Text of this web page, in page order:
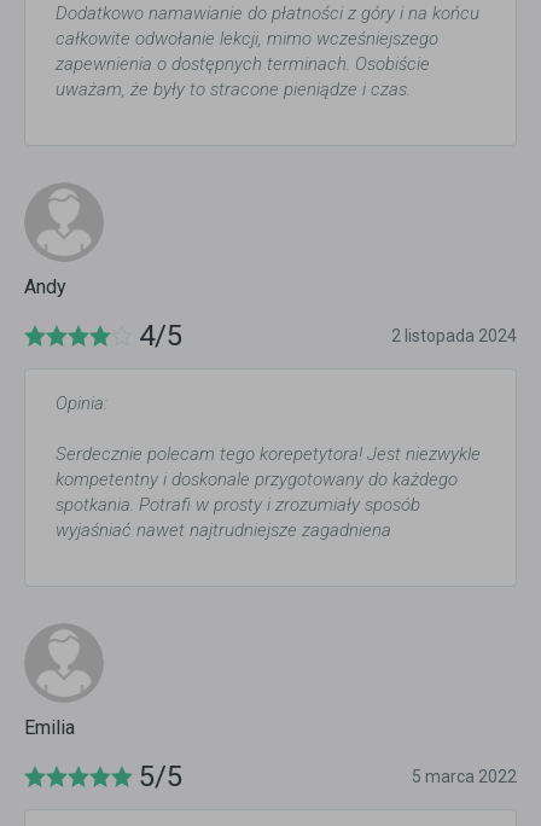
Dodatkowo namawianie do płatności z góry i na końcu
całkowite odwołanie lekcji, mimo wcześniejszego
zapewnienia o dostępnych terminach. Osobiście
uważam, że były to stracone pieniądze i czas.
Andy
4/5 2 listopada 2024
Opinia:
Serdecznie polecam tego korepetytora! Jest niezwykle
kompetentny i doskonale przygotowany do każdego
spotkania. Potrafi w prosty i zrozumiały sposób
wyjaśniać nawet najtrudniejsze zagadniena
Emilia
5/5 5 marca 2022